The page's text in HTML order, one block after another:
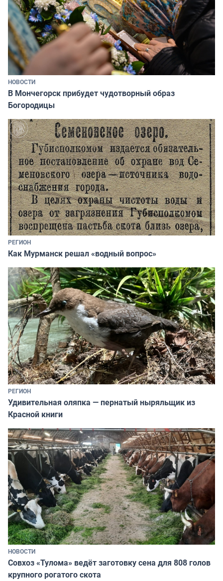
НОВОСТИ
В Мончегорск прибудет чудотворный образ
Богородицы
РЕГИОН
Как Мурманск решал «водный вопрос»
РЕГИОН
Удивительная оляпка — пернатый ныряльщик из
Красной книги
НОВОСТИ
Совхоз «Тулома» ведёт заготовку сена для 808 голов
крупного рогатого скота